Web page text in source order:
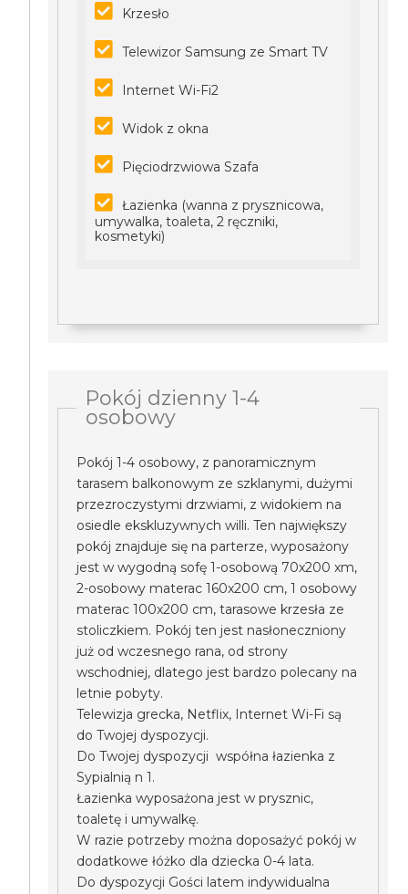
Krzesło
Telewizor Samsung ze Smart TV
Internet Wi-Fi2
Widok z okna
Pięciodrzwiowa Szafa
Łazienka (wanna z prysznicowa,
umywalka, toaleta, 2 ręczniki,
kosmetyki)
Pokój dzienny 1-4
osobowy
Pokój 1-4 osobowy, z panoramicznym
tarasem balkonowym ze szklanymi, dużymi
przezroczystymi drzwiami, z widokiem na
osiedle ekskluzywnych willi. Ten największy
pokój znajduje się na parterze, wyposażony
jest w wygodną sofę 1-osobową 70x200 xm,
2-osobowy materac 160x200 cm, 1 osobowy
materac 100x200 cm, tarasowe krzesła ze
stoliczkiem. Pokój ten jest nasłoneczniony
już od wczesnego rana, od strony
wschodniej, dlatego jest bardzo polecany na
letnie pobyty.
Telewizja grecka, Netflix, Internet Wi-Fi są
do Twojej dyspozycji.
Do Twojej dyspozycji współna łazienka z
Sypialnią n 1.
Łazienka wyposażona jest w prysznic,
toaletę i umywalkę.
W razie potrzeby można doposażyć pokój w
dodatkowe łóżko dla dziecka 0-4 lata.
Do dyspozycji Gości latem indywidualna